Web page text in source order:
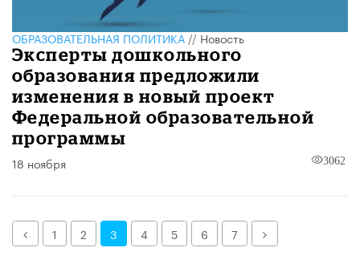
ОБРАЗОВАТЕЛЬНАЯ ПОЛИТИКА//Новость
Эксперты дошкольного
образования предложили
изменения в новый проект
Федеральной образовательной
программы
18 ноября 3062
Назад1 2 3 4 5 6 7 Далее